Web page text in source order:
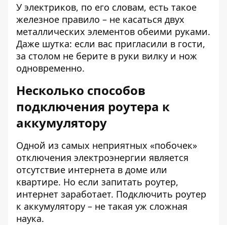
У электриков, по его словам, есть такое
железное правило – не касаться двух
металлических элементов обеими руками.
Даже шутка: если вас пригласили в гости,
за столом не берите в руки вилку и нож
одновременно.
Несколько способов
подключения роутера к
аккумулятору
Одной из самых неприятных «побочек»
отключения электроэнергии является
отсутствие интернета в доме или
квартире. Но если запитать роутер,
интернет заработает. Подключить роутер
к аккумулятору – не такая уж сложная
наука.